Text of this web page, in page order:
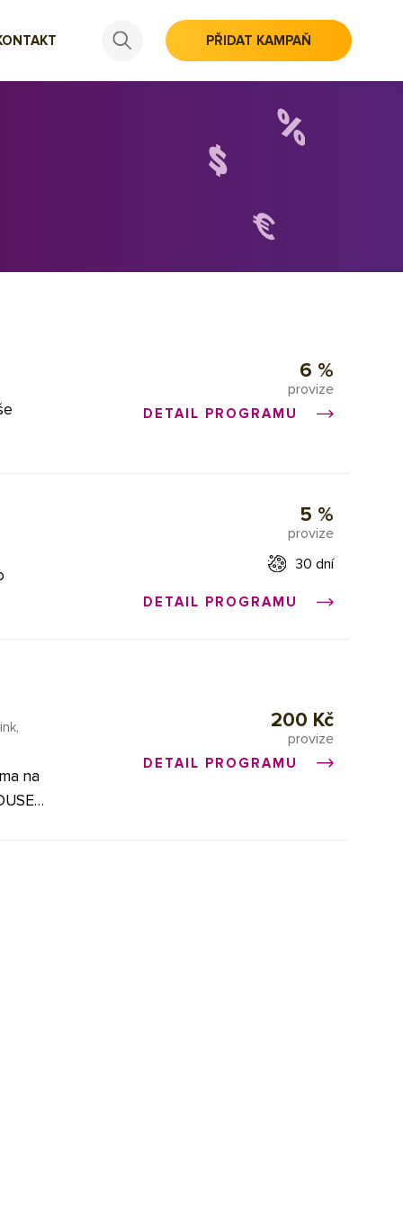
PŘIDAT KAMPAŇ
je
6 %
provize
DETAIL PROGRAMU
5 %
provize
30 dní
DETAIL PROGRAMU
na
200 Kč
provize
DETAIL PROGRAMU